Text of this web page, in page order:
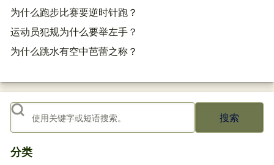
为什么跑步比赛要逆时针跑？
运动员犯规为什么要举左手？
为什么跳水有空中芭蕾之称？
搜索
分类